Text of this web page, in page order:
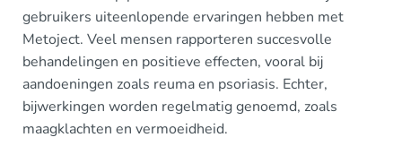
gebruikers uiteenlopende ervaringen hebben met
Metoject. Veel mensen rapporteren succesvolle
behandelingen en positieve effecten, vooral bij
aandoeningen zoals reuma en psoriasis. Echter,
bijwerkingen worden regelmatig genoemd, zoals
maagklachten en vermoeidheid.